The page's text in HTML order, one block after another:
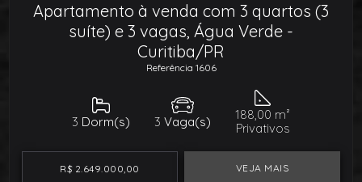
Apartamento à venda com 3 quartos (3
suíte) e 3 vagas, Água Verde -
Curitiba/PR
Referência 1606
3 Dorm(s) 3 Vaga(s)
188,00 m²
Privativos
R$ 2.649.000,00 VEJA MAIS